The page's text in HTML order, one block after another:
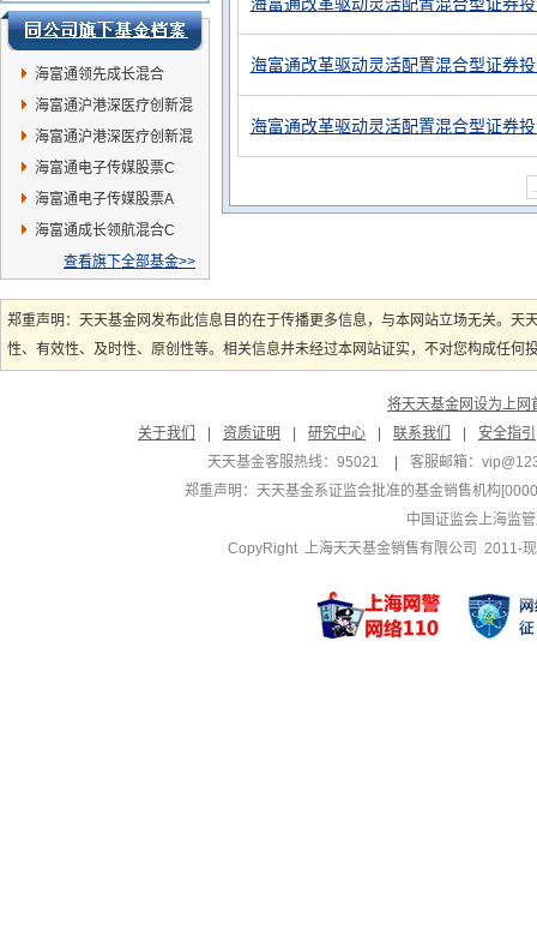
海富通领先成长混合
海富通沪港深医疗创新混
合C
海富通沪港深医疗创新混
合A
海富通电子传媒股票C
海富通电子传媒股票A
海富通成长领航混合C
查看旗下全部基金>>
海富通改革驱动灵活配置混合型证券
海富通改革驱动灵活配置混合型证券
郑重声明：天天基金网发布此信息目的在于传播更多信息，与本网站立场无关。
性、有效性、及时性、原创性等。相关信息并未经过本网站证实，不对您构成任
将天天基金网设为上网
关于我们
资质证明 研究中心 联系我们
安全指引
天天基金客服热线：95021
客服邮箱：
郑重声明： 天天基金系证监会批准的基金销售机构
中国证监会上海监
CopyRight 上海天天基金销售有限公司 2011-